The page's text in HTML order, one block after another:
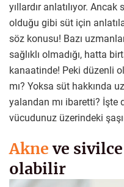
yıllardır anlatılıyor.
olduğu gibi süt için
söz konusu! Bazı
sağlıklı olmadığı, hatta
kanaatinde! Peki düzenli
mı? Yoksa süt hakkında
yalandan mı ibaretti? İşte
vücudunuz üzerindeki
Akneve
olabilir